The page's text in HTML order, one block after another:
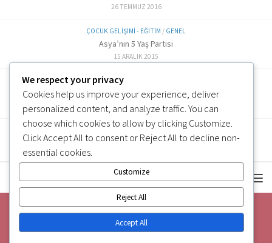
26 TEMMUZ 2016
ÇOCUK GELIŞIMI - EĞITIM / GENEL
Asya’nın 5 Yaş Partisi
15 ARALIK 2015
ALTERNATIF TARIFLER
Labne Peynir Yapımı (6 ve üzeri)
3 OCAK 2019
We respect your privacy
Cookies help us improve your experience, deliver
personalized content, and analyze traffic. You can
choose which cookies to allow by clicking Customize
ClickAccept All to consent or Reject All to decline non-
essential cookies.
Customize
Reject All
Accept All